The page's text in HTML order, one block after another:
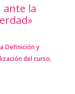
la
Definición y
del curso.